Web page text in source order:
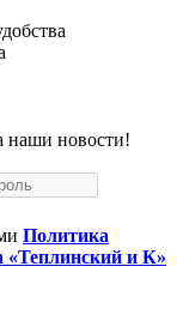
наши новости!
Политика
«Теплинский и К»